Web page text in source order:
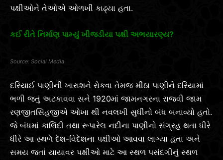
પક્ષીઓને તેઓએ ઓળખી કાઢ્યા હતા.
કઈ રીતે નિર્માણ પામ્યું ખીજડીયા પક્ષી અભયારણ્ય?
Social Media
દરિયાઈ પાણીની ખારાશને રોકવા તેમજ મીઠા પાણીને દરિયામાં
ભળી જતું અટકાવવા સને 1920માં જામનગરના રાજવી જામ
રણજીતસિંહજીએ ઓખા થી નવલખી સુધીનો બંધ બનાવ્યો હતો.
જે બંધમાં કાલિંદી તથા રૂપારેલ નદીના પાણીનો સંગ્રહ થતા ધીરે
ધીરે આ સ્થળે દેશ-વિદેશના પક્ષીઓ આવવા લાગ્યા હતા અને
સમય જતાં યાયાવર પક્ષીઓ માટે આ સ્થળ પસંદગીનું સ્થળ